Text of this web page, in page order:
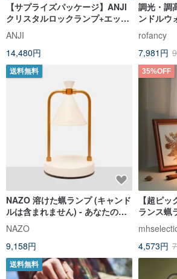
【サプライズパッケージ】ANJI
クリスタルロックランプ+エッセ
ンシャルオイルコンボ、エッセ
ンシャルオイル2本を特別価格で
プレゼント
ANJI
14,480円
調光・調
ンドルウ
ールド |
rofancy
7,981円
送料無料
NAZO 溶けた蝋ランプ (キャンド
ルは含まれません) - あなたの人
生を癒すためのギフトカードが
付属しています
NAZO
9,158円
35%OFF
【超ピ
ランス蝋
ドルは
_Black
4,573円
送料無料